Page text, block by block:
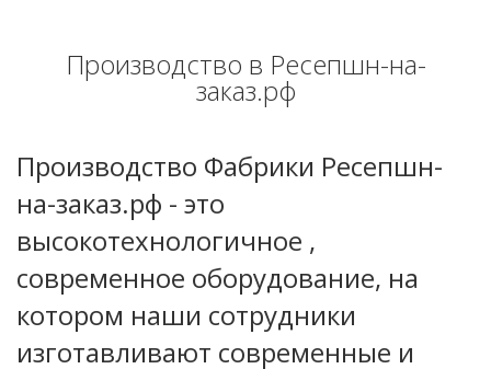
Производство в Ресепшн-на-
заказ.рф
Производство Фабрики Ресепшн-
на-заказ.рф - это
высокотехнологичное ,
современное оборудование, на
котором наши сотрудники
изготавливают современные и